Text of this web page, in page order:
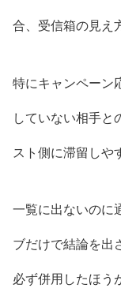
合、受信箱の見え
特にキャンペーン
していない相手と
スト側に滞留しや
一覧に出ないのに
ブだけで結論を出
必ず併用したほう